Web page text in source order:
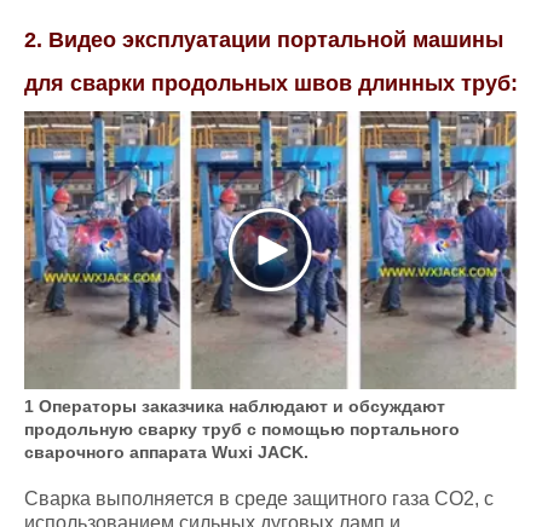
2. Видео эксплуатации портальной машины
для сварки продольных швов длинных труб:
1 Операторы заказчика наблюдают и обсуждают
продольную сварку труб с помощью портального
сварочного аппарата Wuxi JACK.
Сварка выполняется в среде защитного газа CO2, с
использованием сильных дуговых ламп и